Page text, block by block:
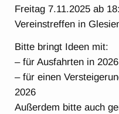
Freitag 7.11.2025 ab
Vereinstreffen in
Bitte bringt Ideen mit:
– für Ausfahrten in 2026
– für einen
2026
Außerdem bitte auch